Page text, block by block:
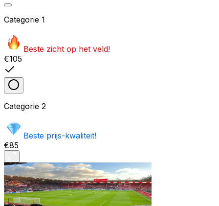
Categorie 1
Beste zicht op het veld!
€105
Categorie 2
Beste prijs-kwaliteit!
€85